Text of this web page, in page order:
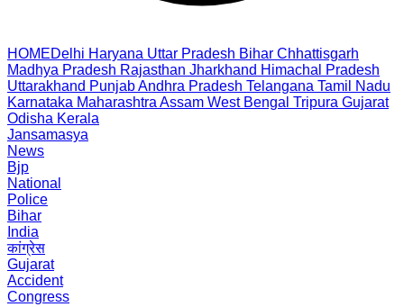
HOMEDelhi Haryana Uttar Pradesh Bihar Chhattisgarh
Madhya Pradesh Rajasthan Jharkhand Himachal Pradesh
Uttarakhand PunjabAndhra Pradesh Telangana Tamil Nadu
Karnataka Maharashtra Assam West Bengal Tripura Gujarat
Odisha Kerala
Jansamasya
News
Bjp
National
Police
Bihar
India
कांग्रेस
Gujarat
Accident
Congress